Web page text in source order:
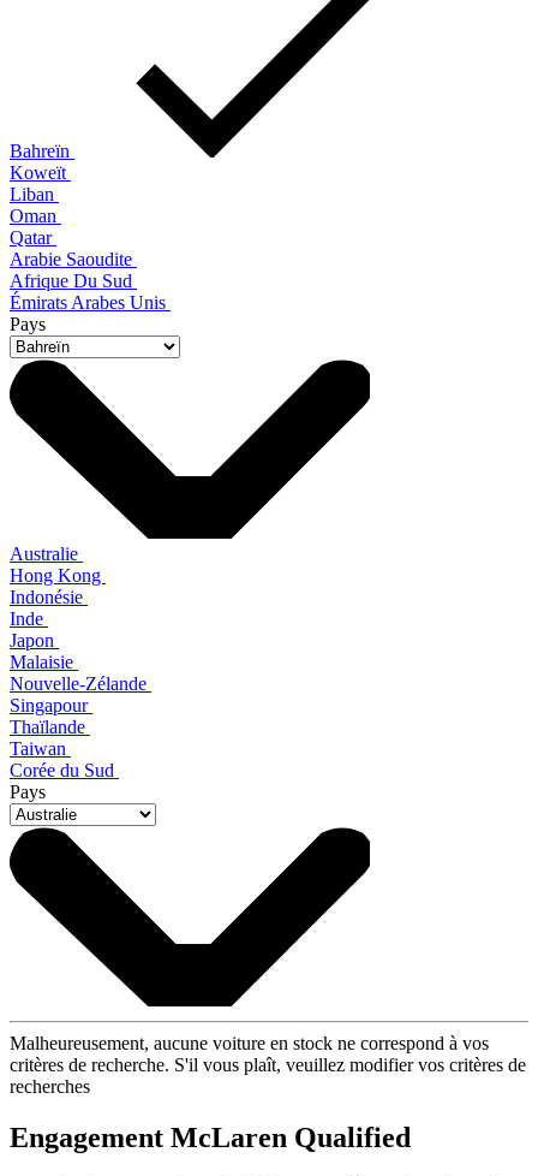
Bahreïn
Koweït
Liban
Oman
Qatar
Arabie Saoudite
Afrique Du Sud
Émirats Arabes Unis
Pays
Australie
Hong Kong
Indonésie
Inde
Japon
Malaisie
Nouvelle-Zélande
Singapour
Thaïlande
Taiwan
Corée du Sud
Pays
Malheureusement, aucune voiture en stock ne correspond à vos
critères de recherche. S'il vous plaît, veuillez modifier vos critères de
recherches
Engagement McLaren Qualified